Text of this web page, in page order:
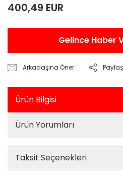
400,49 EUR
Gelince Haber
Arkadaşına Öner Paylaş
Ürün Bilgisi
Ürün Yorumları
Taksit Seçenekleri